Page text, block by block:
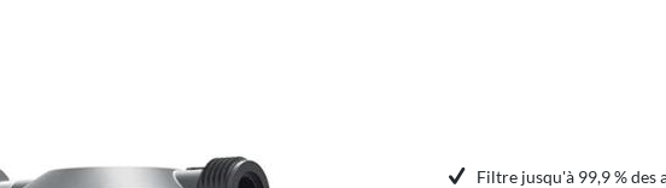
Filtre jusqu'à 99,9 % des